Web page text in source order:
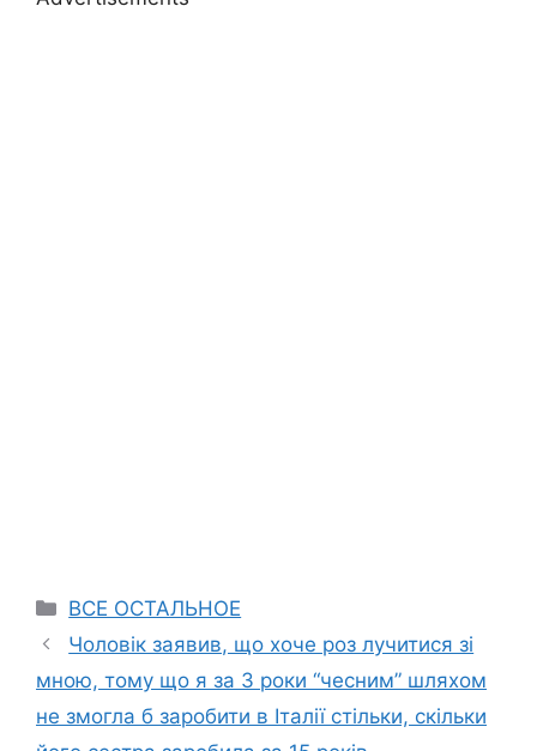
Categories
ВСЕ ОСТАЛЬНОЕ
Чоловік заявив, що хоче роз лучитися зі
мною, тому що я за 3 роки “чесним” шляхом
не змогла б заробити в Італії стільки, скільки